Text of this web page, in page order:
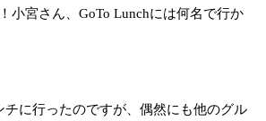
小宮さん、GoTo Lunchには何名で行か
チに行ったのですが、偶然にも他のグル